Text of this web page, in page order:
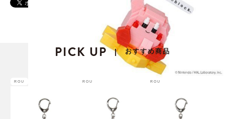
PICK UP | おすすめ商品
ROU ROU ROU